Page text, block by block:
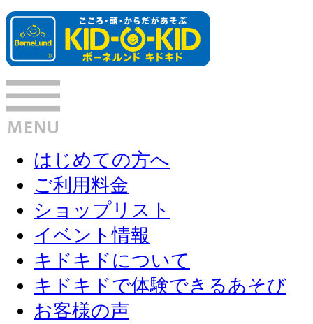
はじめての方へ
ご利用料金
ショップリスト
イベント情報
キドキドについて
キドキドで体験できるあそび
お客様の声